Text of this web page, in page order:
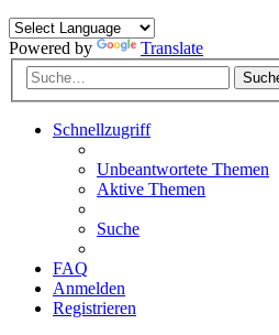
Powered by Translate
Schnellzugriff
Unbeantwortete Themen
Aktive Themen
Suche
FAQ
Anmelden
Registrieren